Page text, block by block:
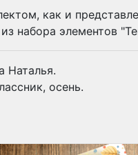
как и
набора элементов
Наталья.
осень.